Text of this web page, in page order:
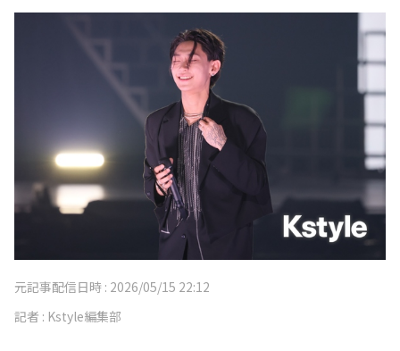
元記事配信日時 : 2026/05/15 22:12
記者 : Kstyle編集部